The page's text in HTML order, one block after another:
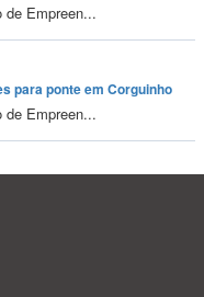
Empreen...
para ponte em Corguinho
Empreen...